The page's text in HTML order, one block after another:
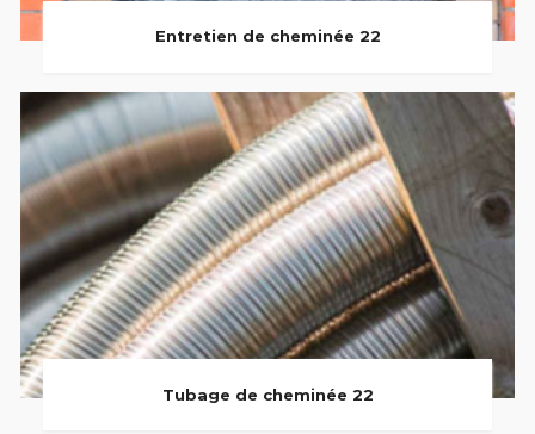
Entretien de cheminée 22
Tubage de cheminée 22